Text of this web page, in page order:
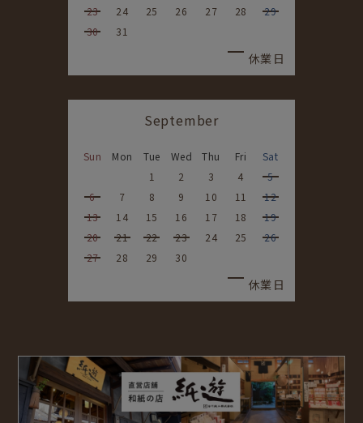
23
24 25 26 27 28
29
30
31
休業日
September
Sun Mon Tue Wed Thu Fri
Sat
1
2 3 4
5
6
7 8 9 10 11
12
13
14 15 16 17 18
19
20
21 22 23 24 25
26
27
28 29 30
休業日